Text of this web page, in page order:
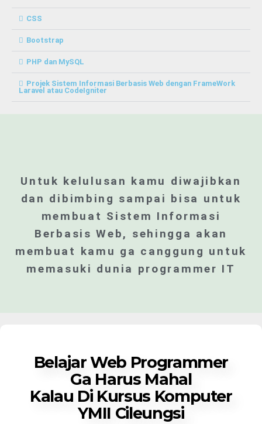
CSS
Bootstrap
PHP dan MySQL
Projek Sistem Informasi Berbasis Web dengan FrameWork
Laravel atau CodeIgniter
Untuk kelulusan kamu diwajibkan
dan dibimbing sampai bisa untuk
membuat Sistem Informasi
Berbasis Web, sehingga akan
membuat kamu ga canggung untuk
memasuki dunia programmer IT
Belajar Web Programmer
Ga Harus Mahal
Kalau Di Kursus Komputer
YMII Cileungsi